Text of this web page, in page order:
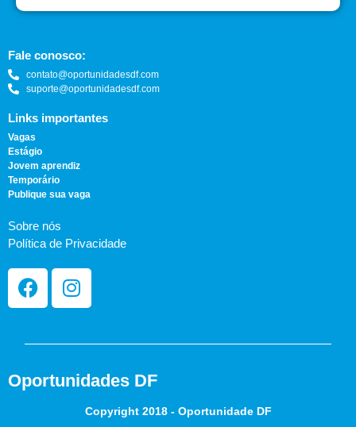
Fale conosco:
contato@oportunidadesdf.com
suporte@oportunidadesdf.com
Links importantes
Vagas
Estágio
Jovem aprendiz
Temporário
Publique sua vaga
Sobre nós
Política de Privacidade
Oportunidades DF
Copyright 2018 - Oportunidade DF